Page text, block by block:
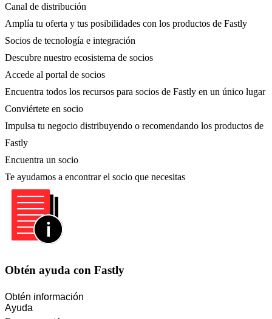
Canal de distribución
Amplía tu oferta y tus posibilidades con los productos de Fastly
Socios de tecnología e integración
Descubre nuestro ecosistema de socios
Accede al portal de socios
Encuentra todos los recursos para socios de Fastly en un único lugar
Conviértete en socio
Impulsa tu negocio distribuyendo o recomendando los productos de
Fastly
Encuentra un socio
Te ayudamos a encontrar el socio que necesitas
Obtén ayuda con Fastly
Obtén información
Ayuda